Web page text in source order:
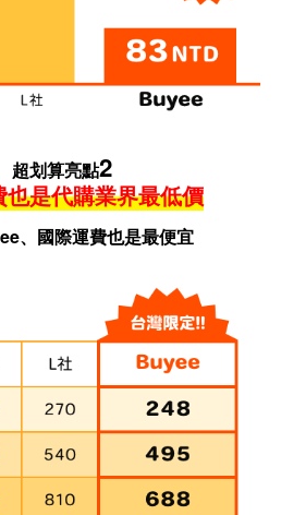
超划算亮點2
也是代購業界最低價
、國際運費也是最便宜